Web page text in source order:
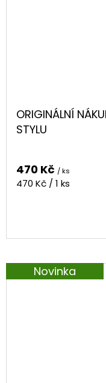
ORIGINÁLNÍ
STYLU
470 Kč / ks
Měrná
470 Kč / 1 ks
Novinka